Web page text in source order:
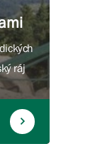
ráj